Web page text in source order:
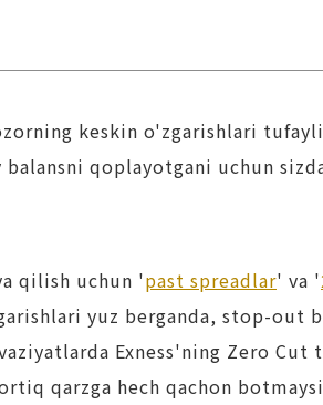
keskin o'zgarishlari
balansni qoplayotgani uchun
qilish uchun 'past spreadlar' va '
yuz berganda, stop-out
Exness'ning Zero
qarzga hech qachon